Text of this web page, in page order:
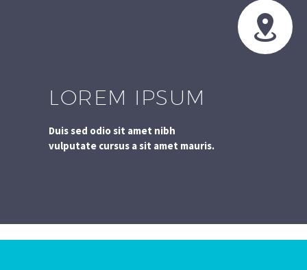


LOREM IPSUM
Duis sed odio sit amet nibh
vulputate cursus a sit amet mauris.